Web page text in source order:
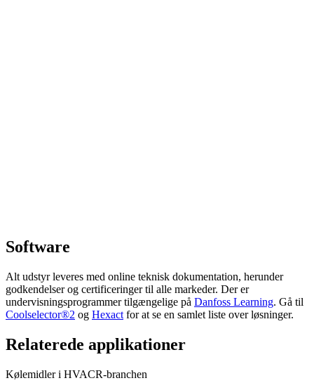
Software
Alt udstyr leveres med online teknisk dokumentation, herunder
godkendelser og certificeringer til alle markeder. Der er
undervisningsprogrammer tilgængelige på Danfoss Learning. Gå til
Coolselector®2 og Hexact for at se en samlet liste over løsninger.
Relaterede applikationer
Kølemidler i HVACR-branchen